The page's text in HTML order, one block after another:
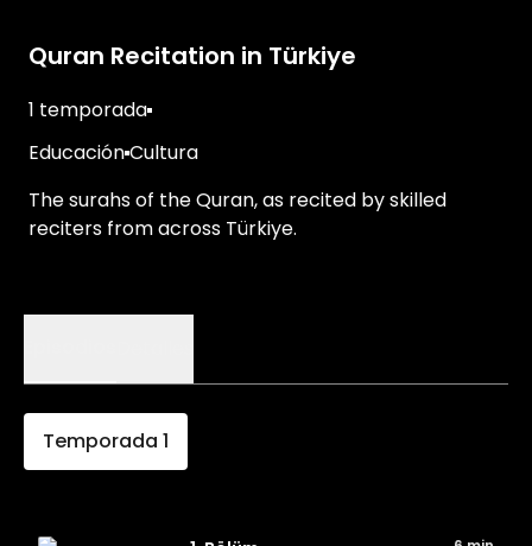
Quran Recitation in Türkiye
1 temporada
EducaciónCultura
The surahs of the Quran, as recited by skilled
reciters from across Türkiye.
Temporada 1